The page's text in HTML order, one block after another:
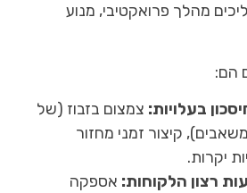
מהלך פרואקטיבי, מנוע
הם:
בעלויות: צמצום בזבוז (של
קיצור זמני מחזור
יקרות.
רצון הלקוחות: אספקה